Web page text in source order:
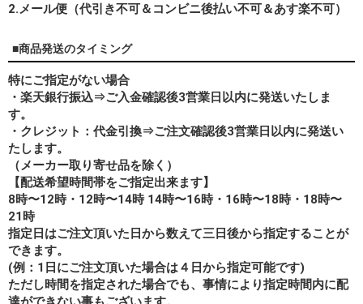
2.メール便（代引き不可＆コンビニ後払い不可＆あす楽不可）
■商品発送のタイミング
特にご指定がない場合
・楽天銀行振込⇒ご入金確認後3営業日以内に発送いたしま
す。
・クレジット：代金引換⇒ご注文確認後3営業日以内に発送い
たします。
（メーカー取り寄せ品を除く）
【配送希望時間帯をご指定出来ます】
8時〜12時・12時〜14時 14時〜16時・16時〜18時・18時〜
21時
指定日はご注文頂いた日から数えて三日後から指定することが
できます。
(例：1日にご注文頂いた場合は４日から指定可能です)
ただし時間を指定された場合でも、事情により指定時間内に配